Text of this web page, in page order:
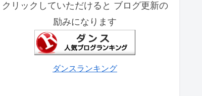
クリックしていただけると ブログ更新の
励みになります
ダンスランキング